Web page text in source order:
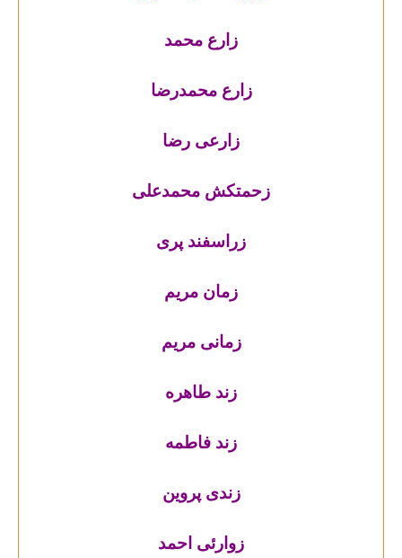
زارع محمد
زارع محمدرضا
زارعی رضا
زحمتکش محمدعلی
زراسفند پری
زمان مریم
زمانی مریم
زند طاهره
زند فاطمه
زندی پروین
زوارئی احمد